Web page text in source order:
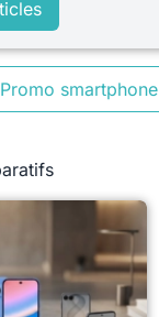
Promo smartphone